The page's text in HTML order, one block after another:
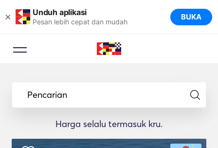
× Unduh aplikasi
Pesan lebih cepat dan mudah BUKA
Pencarian
Harga selalu termasuk kru.